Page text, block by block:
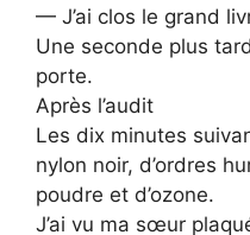
— J’ai clos le grand
Une seconde plus
porte.
Après l’audit
Les dix minutes
nylon noir, d’ordres
poudre et d’ozone.
J’ai vu ma sœur